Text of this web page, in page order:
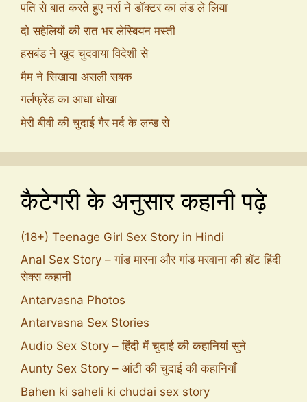
पति से बात करते हुए नर्स ने डॉक्टर का लंड ले लिया
दो सहेलियों की रात भर लेस्बियन मस्ती
हसबंड ने खुद चुदवाया विदेशी से
मैम ने सिखाया असली सबक
गर्लफ्रेंड का आधा धोखा
मेरी बीवी की चुदाई गैर मर्द के लन्ड से
कैटेगरी के अनुसार कहानी पढ़े
(18+) Teenage Girl Sex Story in Hindi
Anal Sex Story – गांड मारना और गांड मरवाना की हॉट हिंदी
सेक्स कहानी
Antarvasna Photos
Antarvasna Sex Stories
Audio Sex Story – हिंदी में चुदाई की कहानियां सुने
Aunty Sex Story – आंटी की चुदाई की कहानियाँ
Bahen ki saheli ki chudai sex story